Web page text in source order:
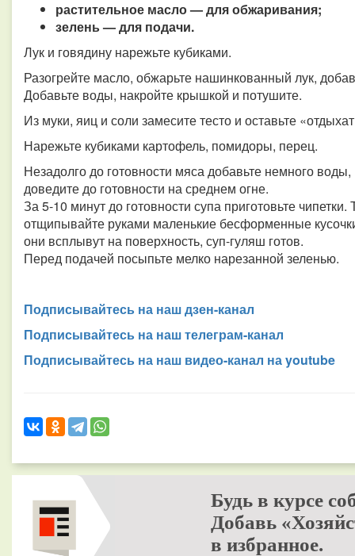
растительное масло — для обжаривания;
зелень — для подачи.
Лук и говядину нарежьте кубиками.
Разогрейте масло, обжарьте нашинкованный лук,
Добавьте воды, накройте крышкой и потушите.
Из муки, яиц и соли замесите тесто и оставьте
Нарежьте кубиками картофель, помидоры, перец.
Незадолго до готовности мяса добавьте немного
доведите до готовности на среднем огне.
За 5-10 минут до готовности супа приготовьте
отщипывайте руками маленькие бесформенные
они всплывут на поверхность, суп-гуляш готов.
Перед подачей посыпьте мелко нарезанной зеленью.
Подписывайтесь на наш дзен-канал
Подписывайтесь на наш телеграм-канал
Подписывайтесь на наш видео-канал на youtube
Будь в курсе
Добавь
в избранное.